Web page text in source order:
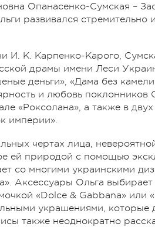
Опанасенко-Сумская –
развивался стремительно
И. К. Карпенко-Карого,
драмы имени Леси
деньги», «Дама без
и любовь поклонников
«Роксолана», а также в
империи».
чертах лица,
ей природой с помощью
со многими украинскими
Аксессуары Ольга
«Dolce & Gabbana» или
украшениями, которые
также неоднократно